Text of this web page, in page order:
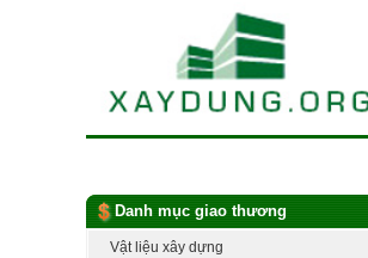
Danh mục giao thương
Vật liệu xây dựng